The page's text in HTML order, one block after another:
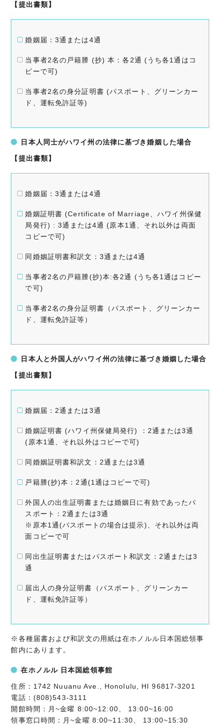
【提出書類】
婚姻届：3通または4通
当事者2名の戸籍謄 (抄) 本：各2通 (うち各1通はコ
ピーで可)
当事者2名の身分証明書 (パスポート、グリーンカー
ド、運転免許証等)
日本人同士がハワイ州の法律に基づき婚姻した場合
【提出書類】
婚姻届：3通または4通
婚姻証明書 (Certificate of Marriage、ハワイ州保健
局発行) : 3通または4通 (原本1通、それ以外は両面
コピーで可)
同婚姻証明書和訳文：3通または4通
当事者2名の戸籍謄(抄)本:各2通 (うち各1通はコピー
で可)
当事者2名の身分証明書（パスポート、グリーンカー
ド、運転免許証等）
日本人と外国人がハワイ州の法律に基づき婚姻した場合
【提出書類】
婚姻届：2通または3通
婚姻証明書 (ハワイ州保健局発行) ：2通または3通
(原本1通、それ以外はコピーで可)
同婚姻証明書和訳文：2通または3通
戸籍謄(抄)本：2通(1通はコピーで可)
外国人の出生証明書または婚姻日に有効であったパ
スポート：2通または3通
※原本1通(パスポートの場合は提示)、それ以外は両
面コピーで可
同出生証明書またはパスポート和訳文：2通または3
通
届出人の身分証明書（パスポート、グリーンカー
ド、運転免許証等）
※各種届書および和訳文の用紙は在ホノルル日本国総領事
館内にあります。
在ホノルル 日本国総領事館
住所：1742 Nuuanu Ave., Honolulu, HI 96817-3201
電話：(808)543-3111
開館時間：月~金曜 8:00~12:00、 13:00~16:00
領事窓口時間：月~金曜 8:00~11:30、 13:00~15:30